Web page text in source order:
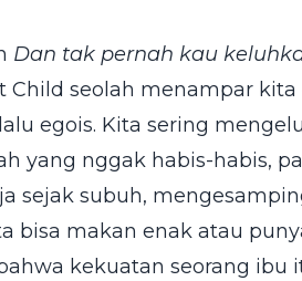
Dan tak pernah kau
Child seolah menampar
egois. Kita sering
yang nggak habis-habis,
sejak subuh,
bisa makan enak atau
kekuatan seorang ibu